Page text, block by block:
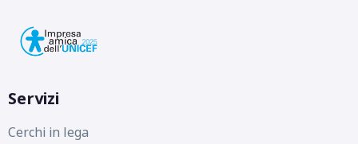
Servizi
Cerchi in lega